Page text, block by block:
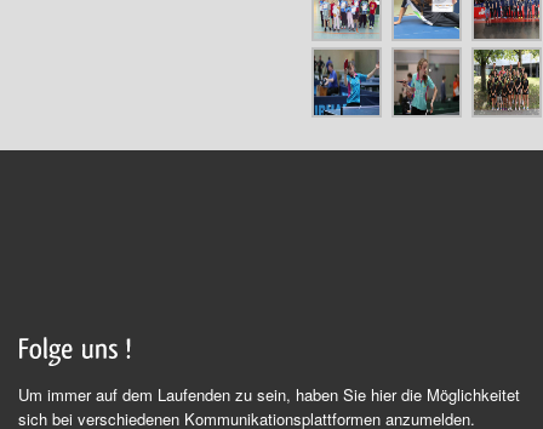
Um immer auf dem Laufenden zu sein, haben Sie hier die Möglichkeitet
sich bei verschiedenen Kommunikationsplattformen anzumelden.